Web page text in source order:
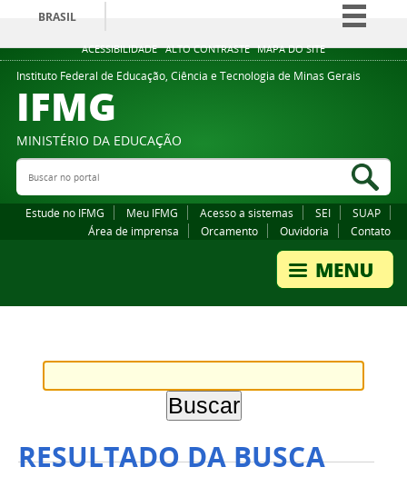
ACESSIBILIDADE ALTO CONTRASTE MAPA DO SITE
BRASIL
Simplifique!
Comunica BR
Legislação
Instituto Federal de Educação, Ciência e Tecnologia de Minas Gerais
IFMG
MINISTÉRIO DA EDUCAÇÃO
Buscar no portal
Estude no IFMG Meu IFMG Acesso a sistemas SEI
SUAP
Área de imprensa
Orcamento Ouvidoria Contato
RESULTADO DA BUSCA